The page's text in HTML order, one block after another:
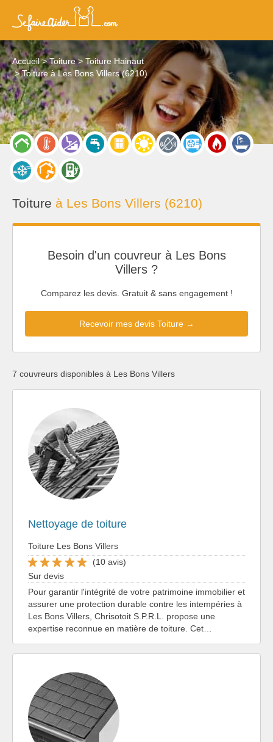
Accueil Toiture
Toiture Hainaut
Toiture à Les Bons Villers (6210)
Toiture à Les Bons Villers (6210)
Besoin d'un couvreur à Les Bons
Villers ?
Comparez les devis. Gratuit & sans engagement !
Recevoir mes devis Toiture →
7 couvreurs disponibles à Les Bons Villers
Nettoyage de toiture
Toiture Les Bons Villers
(10 avis)
Sur devis
Pour garantir l'intégrité de votre patrimoine immobilier et
assurer une protection durable contre les intempéries à
Les Bons Villers, Chrisotoit S.P.R.L. propose une
expertise reconnue en matière de toiture. Cet…